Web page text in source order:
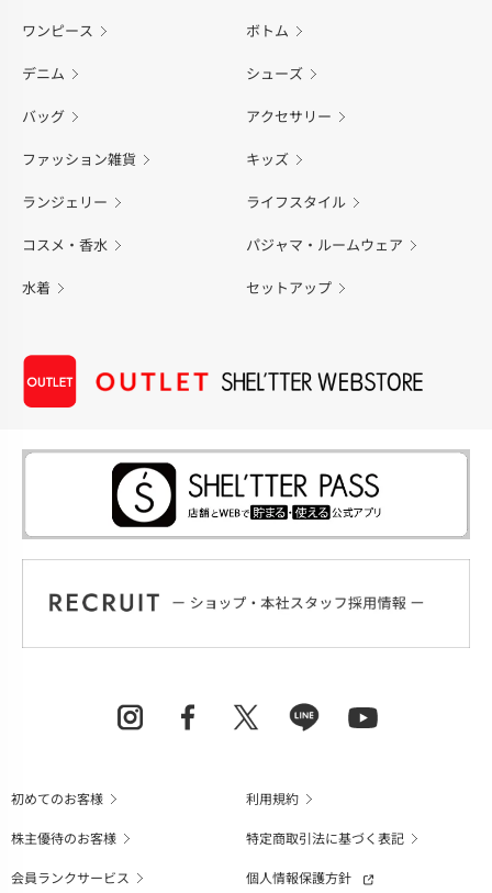
ワンピース ボトム
デニム シューズ
バッグ アクセサリー
ファッション雑貨 キッズ
ランジェリー ライフスタイル
コスメ・香水 パジャマ・ルームウェア
水着 セットアップ
初めてのお客様
利用規約
株主優待のお客様
特定商取引法に基づく表記
会員ランクサービス
個人情報保護方針